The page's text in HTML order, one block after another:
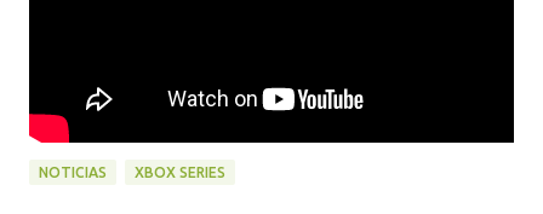
NOTICIAS XBOX SERIES